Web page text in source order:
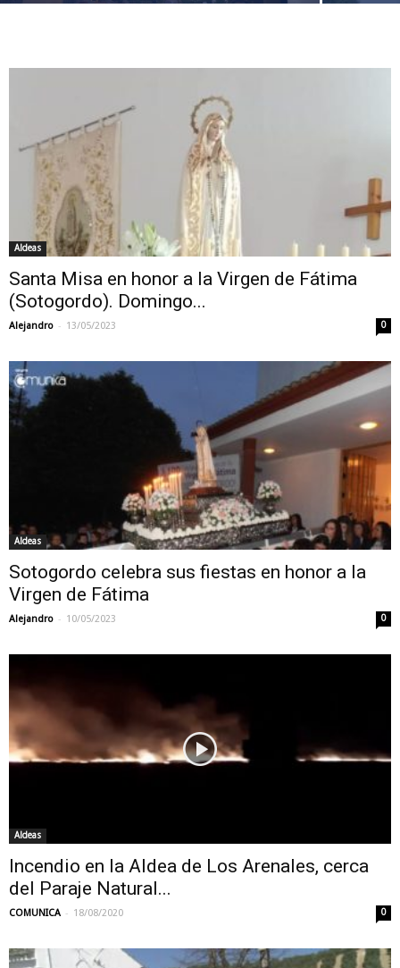
Aldeas
Santa Misa en honor a la Virgen de Fátima
(Sotogordo). Domingo...
Alejandro - 13/05/2023 0
Aldeas
Sotogordo celebra sus fiestas en honor a la
Virgen de Fátima
Alejandro - 10/05/2023 0
Aldeas
Incendio en la Aldea de Los Arenales, cerca
del Paraje Natural...
COMUNICA - 18/08/2020 0